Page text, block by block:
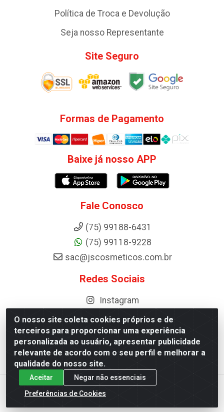
O nosso site coleta cookies próprios e de
terceiros para proporcionar uma experiência
personalizada ao usuário, apresentar publicidade
relevante de acordo com o seu perfil e melhorar a
qualidade do nosso site.
Aceitar
Negar não essenciais
Preferências de Cookies
Política de Troca e Devolução
Seja nosso Representante
Site Seguro
Formas de Pagamento
Baixe já nosso APP
Fale Conosco
(75) 99188-6431
(75) 99118-9228
sac@jscosmeticos.com.br
Redes Sociais
Instagram
Distribuidora de Cosméticos Antoneto LTDA - BA-052, km 87 -
Industrial, Ipirá - BA, 44600-000 - CNPJ 10.984.107/0001-75